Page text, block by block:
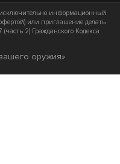
информационный
или приглашение делать
2) Гражданского Кодекса
оружия»